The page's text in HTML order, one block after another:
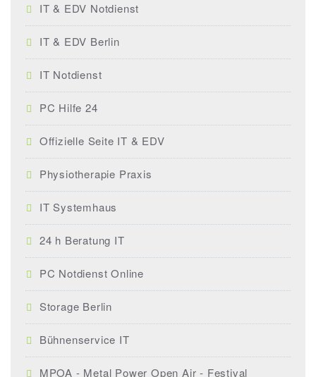
IT & EDV Notdienst
IT & EDV Berlin
IT Notdienst
PC Hilfe 24
Offizielle Seite IT & EDV
Physiotherapie Praxis
IT Systemhaus
24 h Beratung IT
PC Notdienst Online
Storage Berlin
Bühnenservice IT
MPOA - Metal Power Open Air - Festival